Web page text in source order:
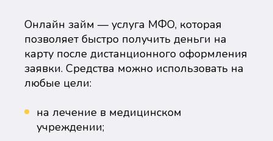
Онлайн займ — услуга МФО, которая
позволяет быстро получить деньги на
карту после дистанционного оформления
заявки. Средства можно использовать на
любые цели:
на лечение в медицинском
учреждении;